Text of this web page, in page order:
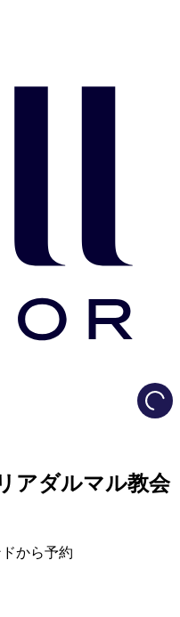
アダルマル教会
から予約